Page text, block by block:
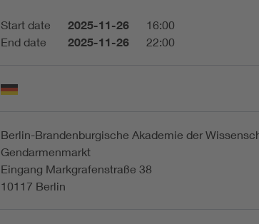
Start date 2025-11-26
16:00
End date
2025-11-26 22:00
Berlin-Brandenburgische Akademie der
Gendarmenmarkt
Eingang Markgrafenstraße 38
10117 Berlin